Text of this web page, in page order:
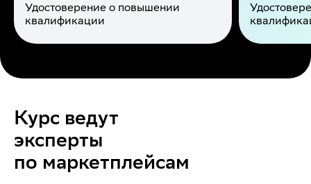
Удостоверение о повышении
квалификации
Курс ведут
эксперты
по маркетплейсам